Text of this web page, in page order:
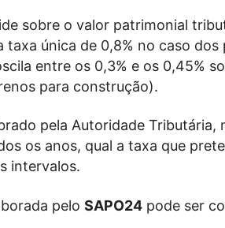
sobre o valor patrimonial
taxa única de 0,8% no caso
entre os 0,3% e os 0,45%
para construção).
pela Autoridade Tributária,
os anos, qual a taxa que
intervalos.
pelo SAPO24 pode ser